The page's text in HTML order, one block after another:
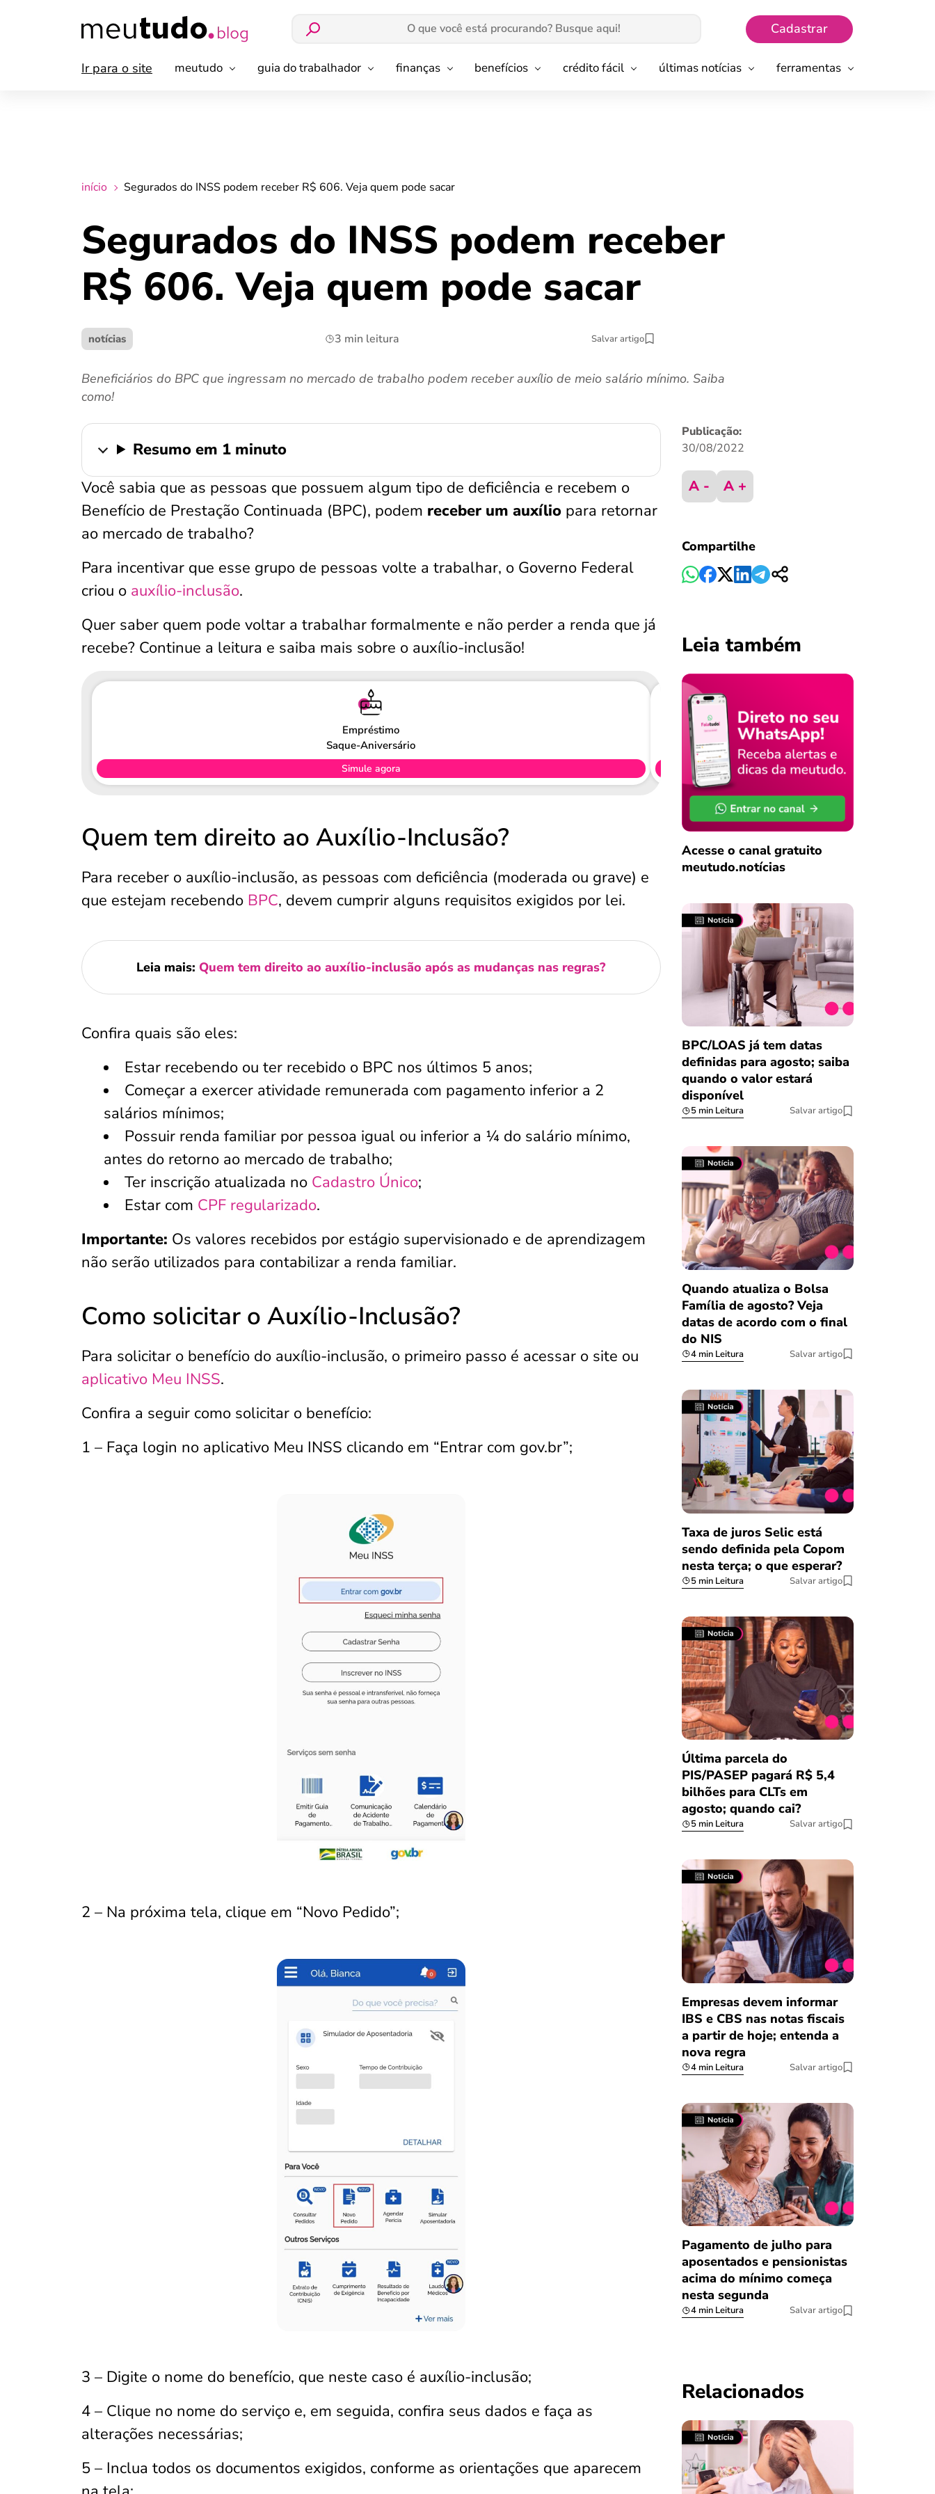
Cadastrar
Ir para o site meutudo guia do trabalhador finanças benefícios crédito fácil últimas notícias ferramentas
início Segurados do INSS podem receber R$ 606. Veja quem pode sacar
Segurados do INSS podem receber
R$ 606. Veja quem pode sacar
notícias 3 min leitura Salvar artigo
Beneficiários do BPC que ingressam no mercado de trabalho podem receber auxílio de meio salário mínimo. Saiba
como!
Resumo em 1 minuto
Você sabia que as pessoas que possuem algum tipo de deficiência e recebem o
Benefício de Prestação Continuada (BPC), podem receber um auxílio para retornar
ao mercado de trabalho?
Para incentivar que esse grupo de pessoas volte a trabalhar, o Governo Federal
criou o auxílio-inclusão.
Quer saber quem pode voltar a trabalhar formalmente e não perder a renda que já
recebe? Continue a leitura e saiba mais sobre o auxílio-inclusão!
Empréstimo
Saque-Aniversário
Simule agora
Quem tem direito ao Auxílio-Inclusão?
Para receber o auxílio-inclusão, as pessoas com deficiência (moderada ou grave) e
que estejam recebendo BPC, devem cumprir alguns requisitos exigidos por lei.
Leia mais: Quem tem direito ao auxílio-inclusão após as mudanças nas regras?
Confira quais são eles:
Estar recebendo ou ter recebido o BPC nos últimos 5 anos;
Começar a exercer atividade remunerada com pagamento inferior a 2
salários mínimos;
Possuir renda familiar por pessoa igual ou inferior a ¼ do salário mínimo,
antes do retorno ao mercado de trabalho;
Ter inscrição atualizada no Cadastro Único;
Estar com CPF regularizado.
Importante: Os valores recebidos por estágio supervisionado e de aprendizagem
não serão utilizados para contabilizar a renda familiar.
Como solicitar o Auxílio-Inclusão?
Para solicitar o benefício do auxílio-inclusão, o primeiro passo é acessar o site ou
aplicativo Meu INSS.
Confira a seguir como solicitar o benefício:
1 – Faça login no aplicativo Meu INSS clicando em “Entrar com gov.br”;
2 – Na próxima tela, clique em “Novo Pedido”;
3 – Digite o nome do benefício, que neste caso é auxílio-inclusão;
4 – Clique no nome do serviço e, em seguida, confira seus dados e faça as
alterações necessárias;
5 – Inclua todos os documentos exigidos, conforme as orientações que aparecem
Publicação:
30/08/2022
A - A +
Compartilhe
Leia também
Acesse o canal gratuito
meutudo.notícias
BPC/LOAS já tem datas
definidas para agosto; saiba
quando o valor estará
disponível
5 min Leitura Salvar artigo
Quando atualiza o Bolsa
Família de agosto? Veja
datas de acordo com o final
do NIS
4 min Leitura Salvar artigo
Taxa de juros Selic está
sendo definida pela Copom
nesta terça; o que esperar?
5 min Leitura Salvar artigo
Última parcela do
PIS/PASEP pagará R$ 5,4
bilhões para CLTs em
agosto; quando cai?
5 min Leitura Salvar artigo
Empresas devem informar
IBS e CBS nas notas fiscais
a partir de hoje; entenda a
nova regra
4 min Leitura Salvar artigo
Pagamento de julho para
aposentados e pensionistas
acima do mínimo começa
nesta segunda
4 min Leitura Salvar artigo
Relacionados